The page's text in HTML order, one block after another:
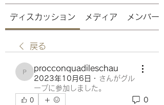
ディスカッション メディア メンバー
戻る
procconquadileschau
procconquadileschau
2023年10月6日 · さんがグル
ープに参加しました。
0 0